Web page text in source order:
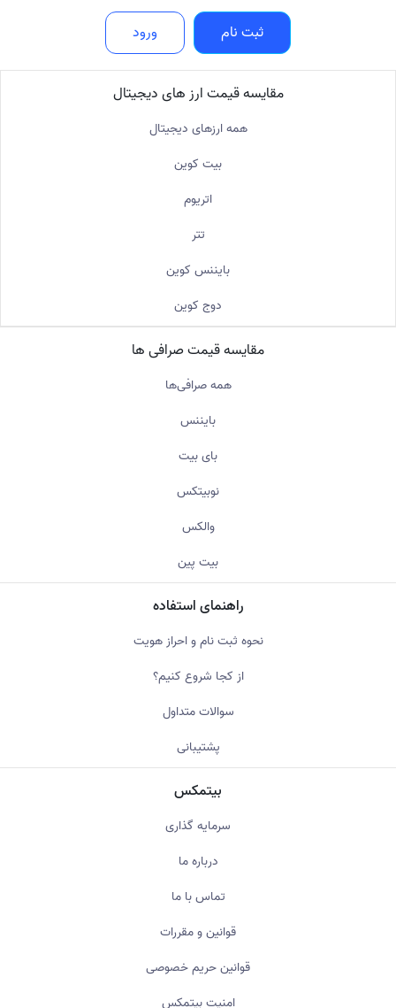
ثبت نام ورود
مقایسه قیمت ارز های دیجیتال
همه ارزهای دیجیتال
بیت کوین
اتریوم
تتر
بایننس کوین
دوج کوین
مقایسه قیمت صرافی ها
همه صرافی‌ها
بایننس
بای بیت
نوبیتکس
والکس
بیت پین
راهنمای استفاده
نحوه ثبت نام و احراز هویت
از کجا شروع کنیم؟
سوالات متداول
پشتیبانی
بیتمکس
سرمایه گذاری
درباره ما
تماس با ما
قوانین و مقررات
قوانین حریم خصوصی
امنیت بیتمکس